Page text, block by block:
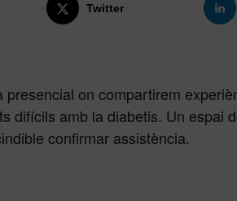
Twitter
presencial on compartirem
difícils amb la diabetis. Un espai
confirmar assistència.